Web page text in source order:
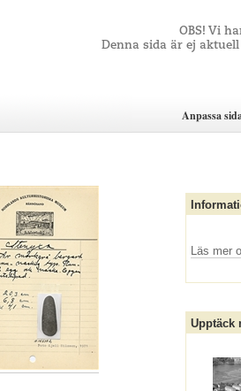
OBS! Vi
Denna sida är ej
Anpassa
Läs mer
Upptäck